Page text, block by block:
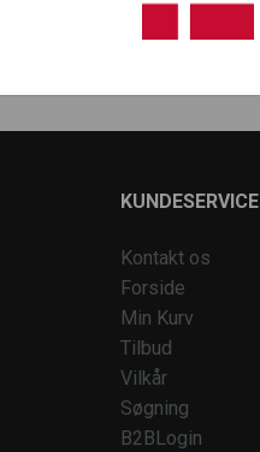
KUNDESERVICE
Kontakt os
Forside
Min Kurv
Tilbud
Vilkår
Søgning
B2BLogin